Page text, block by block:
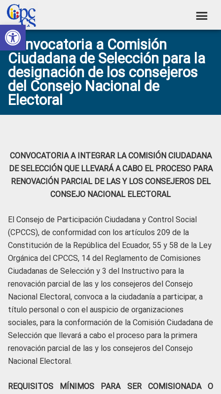
Abrir barra de herramientas
Skip
to
primary
navigation
Skip
to
main
content
Skip
to
primary
sidebar
Skip
to
footer
Consejo
de
Participación
Ciudadana
Control
Construyendo
Poder
Ciudadano
Convocatoria a Comisión
Ciudadana de Selección para la
designación de los consejeros
del Consejo Nacional de
Electoral
CONVOCATORIA A INTEGRAR LA COMISIÓN CIUDADANA
DE SELECCIÓN QUE LLEVARÁ A CABO EL PROCESO PARA
RENOVACIÓN PARCIAL DE LAS Y LOS CONSEJEROS DEL
CONSEJO NACIONAL ELECTORAL
El Consejo de Participación Ciudadana y Control Social
(CPCCS), de conformidad con los artículos 209 de la
Constitución de la República del Ecuador, 55 y 58 de la Ley
Orgánica del CPCCS, 14 del Reglamento de Comisiones
Ciudadanas de Selección y 3 del Instructivo para la
renovación parcial de las y los consejeros del Consejo
Nacional Electoral, convoca a la ciudadanía a participar, a
título personal o con el auspicio de organizaciones
sociales, para la conformación de la Comisión Ciudadana de
Selección que llevará a cabo el proceso para la primera
renovación parcial de las y los consejeros del Consejo
Nacional Electoral.
REQUISITOS MÍNIMOS PARA SER COMISIONADA O